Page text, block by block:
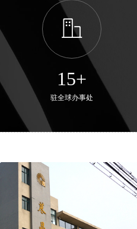
ꀶ
15+
驻全球办事处